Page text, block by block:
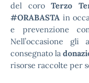
del coroTerzo
#ORABASTA in
e prevenzione
Nell’occasione
consegnato la
risorse raccolte per